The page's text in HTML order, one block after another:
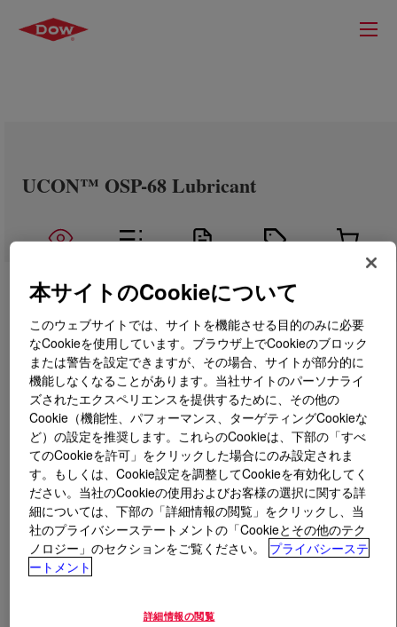
UCON™ OSP-68 Lubricant
とは UCON™ OSP-68 Lubricant?
A new generation synthetic polyalkylene glycol (PAG)
base oil, fully miscible with most Group I-IV hydrocarbon
oils, while offering the usual benefits of standard PAGs
such as low friction coefficient, and excellent oxidation
stability.
本サイトのCookieについて
このウェブサイトでは、サイトを機能させる目的のみに必要
なCookieを使用しています。ブラウザ上でCookieのブロック
または警告を設定できますが、その場合、サイトが部分的に
機能しなくなることがあります。当社サイトのパーソナライ
ズされたエクスペリエンスを提供するために、その他の
Cookie（機能性、パフォーマンス、ターゲティングCookieな
ど）の設定を推奨します。これらのCookieは、下部の「すべ
てのCookieを許可」をクリックした場合にのみ設定されま
す。もしくは、Cookie設定を調整してCookieを有効化してく
ださい。当社のCookieの使用およびお客様の選択に関する詳
細については、下部の「詳細情報の閲覧」をクリックし、当
社のプライバシーステートメントの「Cookieとその他のテク
ノロジー」のセクションをご覧ください。
プライバシーステ
ートメント
詳細情報の閲覧